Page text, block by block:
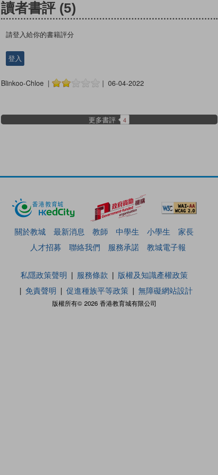
讀者書評 (5)
請登入給你的書籍評分
登入
Blinkoo-Chloe | | 06-04-2022
更多書評 4
關於教城 最新消息 教師 中學生 小學生
家長
人才招募
聯絡我們 服務承諾 教城電子報
版權所有© 2026 香港教育城有限公司
私隱政策聲明 服務條款
版權及知識產權政策
免責聲明
促進種族平等政策 無障礙網站設計